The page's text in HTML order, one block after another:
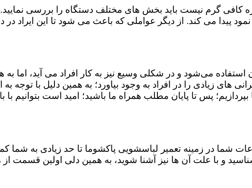
کافی گرم نیست باید بخش های مختلف دستگاه را بررسی
پیدا می کند. از دیگر عواملی که باعث می شود تا این ایراد
استفاده می‌شود و در شکلی وسیع نیز به کار افراد می آید، اما
های زیادی را در افراد به وجود بیاورد؛ به همین دلیل با
پس تا پایان مطلب همراه ما باشید؛ امید است بتوانیم با
شما در زمینه تعمیر لباسشویی پاکشوما تا حد زیادی به
و با علت آن ها نیز آشنا شوید، به همین دلی اولین قسمت از